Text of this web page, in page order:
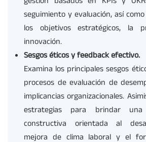
seguimiento y evaluación, así
los objetivos estratégicos, la
innovación.
Sesgos éticos y feedback efectivo.
Examina los principales sesgos
procesos de evaluación de
implicancias organizacionales.
estrategias para brindar una
constructiva orientada al
mejora de clima laboral y el